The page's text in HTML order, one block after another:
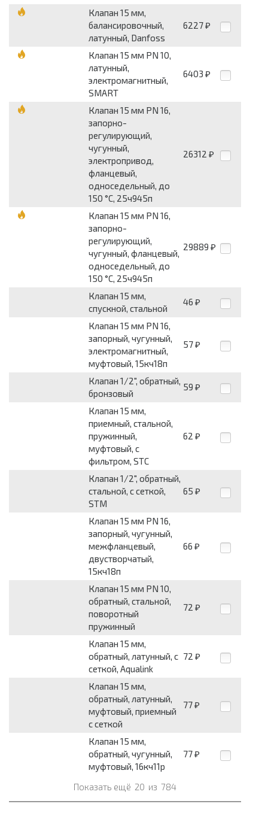
Клапан 15 мм,
балансировочный,
латунный, Danfoss
6227 ₽
Клапан 15 мм PN 10,
латунный,
электромагнитный,
SMART
6403 ₽
Клапан 15 мм PN 16,
запорно-
регулирующий,
чугунный,
электропривод,
фланцевый,
односедельный, до
150 °С, 25ч945п
26312 ₽
Клапан 15 мм PN 16,
запорно-
регулирующий,
чугунный, фланцевый,
односедельный, до
150 °С, 25ч945п
29889 ₽
Клапан 15 мм,
спускной, стальной
46 ₽
Клапан 15 мм PN 16,
запорный, чугунный,
электромагнитный,
муфтовый, 15кч18п
57 ₽
Клапан 1/2", обратный,
бронзовый
59 ₽
Клапан 15 мм,
приемный, стальной,
пружинный,
муфтовый, с
фильтром, STC
62 ₽
Клапан 1/2", обратный,
стальной, с сеткой,
STM
65 ₽
Клапан 15 мм PN 16,
запорный, чугунный,
межфланцевый,
двустворчатый,
15кч18п
66 ₽
Клапан 15 мм PN 10,
обратный, стальной,
поворотный
пружинный
72 ₽
Клапан 15 мм,
обратный, латунный, с
сеткой, Aqualink
72 ₽
Клапан 15 мм,
обратный, латунный,
муфтовый, приемный
с сеткой
77 ₽
Клапан 15 мм,
обратный, чугунный,
муфтовый, 16кч11р
77 ₽
Показать ещё 20 из 784